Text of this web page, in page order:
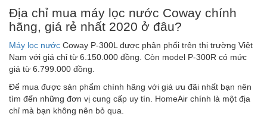
Địa chỉ mua máy lọc nước Coway chính
hãng, giá rẻ nhất 2020 ở đâu?
Máy lọc nước Coway P-300L được phân phối trên thị trường Việt
Nam với giá chỉ từ 6.150.000 đồng. Còn model P-300R có mức
giá từ 6.799.000 đồng.
Để mua được sản phẩm chính hãng với giá ưu đãi nhất bạn nên
tìm đến những đơn vị cung cấp uy tín. HomeAir chính là một địa
chỉ mà bạn không nên bỏ qua.